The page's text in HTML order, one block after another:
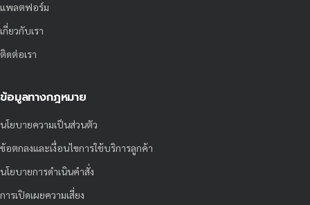
แพลตฟอร์ม
เกี่ยวกับเรา
ติดต่อเรา
ข้อมูลทางกฎหมาย
นโยบายความเป็นส่วนตัว
ข้อตกลงและเงื่อนไขการใช้บริการลูกค้า
นโยบายการดำเนินคำสั่ง
การเปิดเผยความเสี่ยง